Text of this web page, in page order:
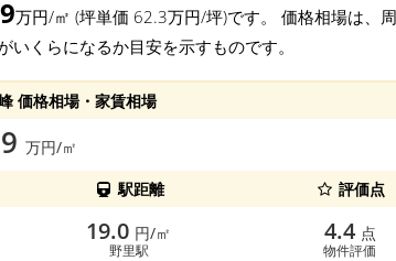
万円/㎡ (坪単価 62.3万円/坪)です。 価格相場は、
くらになるか目安を示すものです。
価格相場・家賃相場
万円/㎡
駅距離 評価点
19.0 円/㎡
野里駅
4.4 点
物件評価